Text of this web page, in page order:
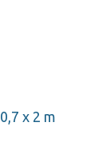
x 2 m